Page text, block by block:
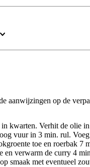
aanwijzingen op de
kwarten. Verhit de olie
vuur in 3 min. rul.
toe en roerbak 7
en verwarm de curry 4
smaak met eventueel